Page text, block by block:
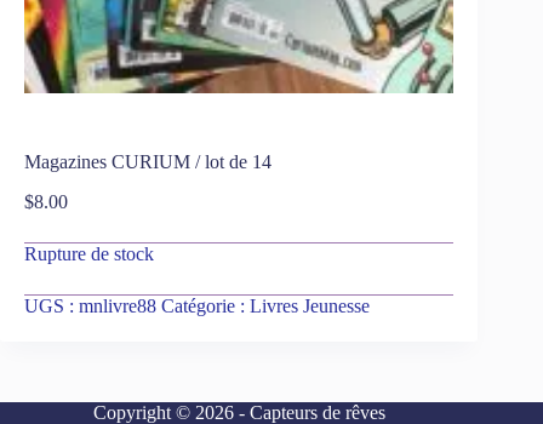
Magazines CURIUM / lot de 14
$8.00
Rupture de stock
UGS : mnlivre88 Catégorie : Livres Jeunesse
Copyright © 2026 - Capteurs de rêves